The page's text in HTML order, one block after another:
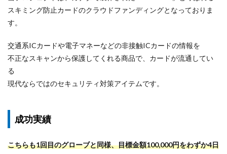
スキミング防止カードのクラウドファンディングとなっておりま
す。
交通系ICカードや電子マネーなどの非接触ICカードの情報を
不正なスキャンから保護してくれる商品で、カードが流通してい
る
現代ならではのセキュリティ対策アイテムです。
成功実績
こちらも1回目のグローブと同様、目標金額100,000円をわずか4日